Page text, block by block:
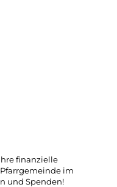
finanzielle
im
und Spenden!